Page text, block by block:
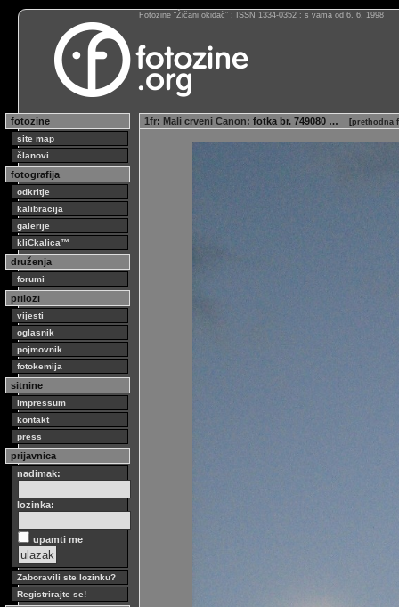
Fotozine “Žičani okidač” : ISSN 1334-0352 : s vama od 6. 6. 1998
fotozine
site map
članovi
fotografija
odkritje
kalibracija
galerije
kliCkalica™
druženja
forumi
prilozi
vijesti
oglasnik
pojmovnik
fotokemija
sitnine
impressum
kontakt
press
prijavnica
nadimak:
lozinka:
upamti me
Zaboravili ste lozinku?
Registrirajte se!
1fr: Mali crveni Canon: fotka br. 749080 … [prethodna